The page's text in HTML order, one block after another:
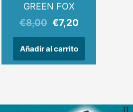
GREEN FOX
€8,00 €7,20
Añadir al carrito